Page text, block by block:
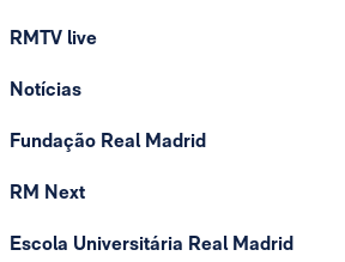
RMTV live
Notícias
Fundação Real Madrid
RM Next
Escola Universitária Real Madrid